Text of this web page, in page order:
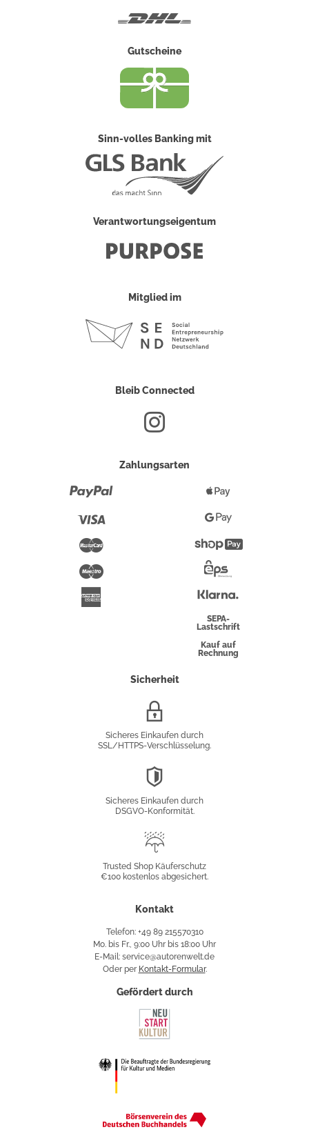
Gutscheine
Sinn-volles Banking mit
Verantwortungseigentum
Mitglied im
Bleib Connected
Zahlungsarten
Maestro
Pay
Google
Pay
Überweisung
SEPA-
Lastschrift
Kauf auf
Rechnung
Sicherheit
Sicheres Einkaufen durch
SSL/HTTPS-Verschlüsselung.
Sicheres Einkaufen durch
DSGVO-Konformität.
Käuferschutz
Trusted Shop Käuferschutz
€100 kostenlos abgesichert.
Kontakt
Telefon: +49 89 215570310
Mo. bis Fr., 9:00 Uhr bis 18:00 Uhr
E-Mail: service@autorenwelt.de
Oder per Kontakt-Formular.
Gefördert durch